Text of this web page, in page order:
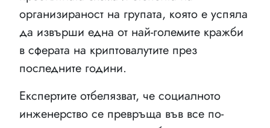
организираност на групата, която е успяла
да извърши една от най-големите кражби
в сферата на криптовалутите през
последните години.
Експертите отбелязват, че социалното
инженерство се превръща във все по-